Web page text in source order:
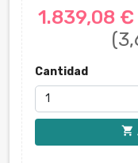
1.839,08 €
Cantidad
shopping_cart